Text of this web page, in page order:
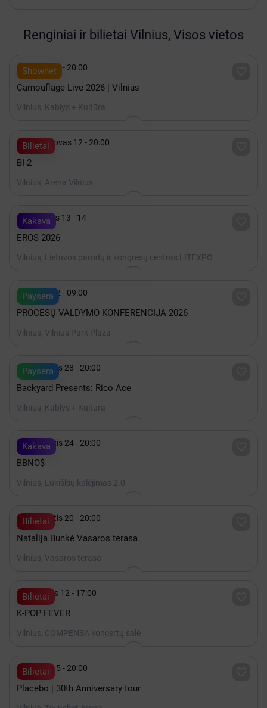
Renginiai ir bilietai Vilnius, Visos vietos
Shownet
 Spalis 15 - 20:00
Camouflage Live 2026 | Vilnius
Vilnius, Kablys + Kultūra
Bilietai
 2027 Kovas 12 - 20:00
BI-2
Vilnius, Arena Vilnius
Kakava
 Lapkritis 13 - 14
EROS 2026
Vilnius, Lietuvos parodų ir kongresų centras LITEXPO
Paysera
 Spalis 22 - 09:00
PROCESŲ VALDYMO KONFERENCIJA 2026
Vilnius, Vilnius Park Plaza
Paysera
 Rugpjūtis 28 - 20:00
Backyard Presents: Rico Ace
Vilnius, Kablys + Kultūra
Kakava
 Rugpjūtis 24 - 20:00
BBNO$
Vilnius, Lukiškių kalėjimas 2.0
Bilietai
 Rugpjūtis 20 - 20:00
Natalija Bunkė Vasaros terasa
Vilnius, Vasaros terasa
Bilietai
 Rugsėjis 12 - 17:00
K-POP FEVER
Vilnius, COMPENSA koncertų salė
Bilietai
 Spalis 15 - 20:00
Placebo | 30th Anniversary tour